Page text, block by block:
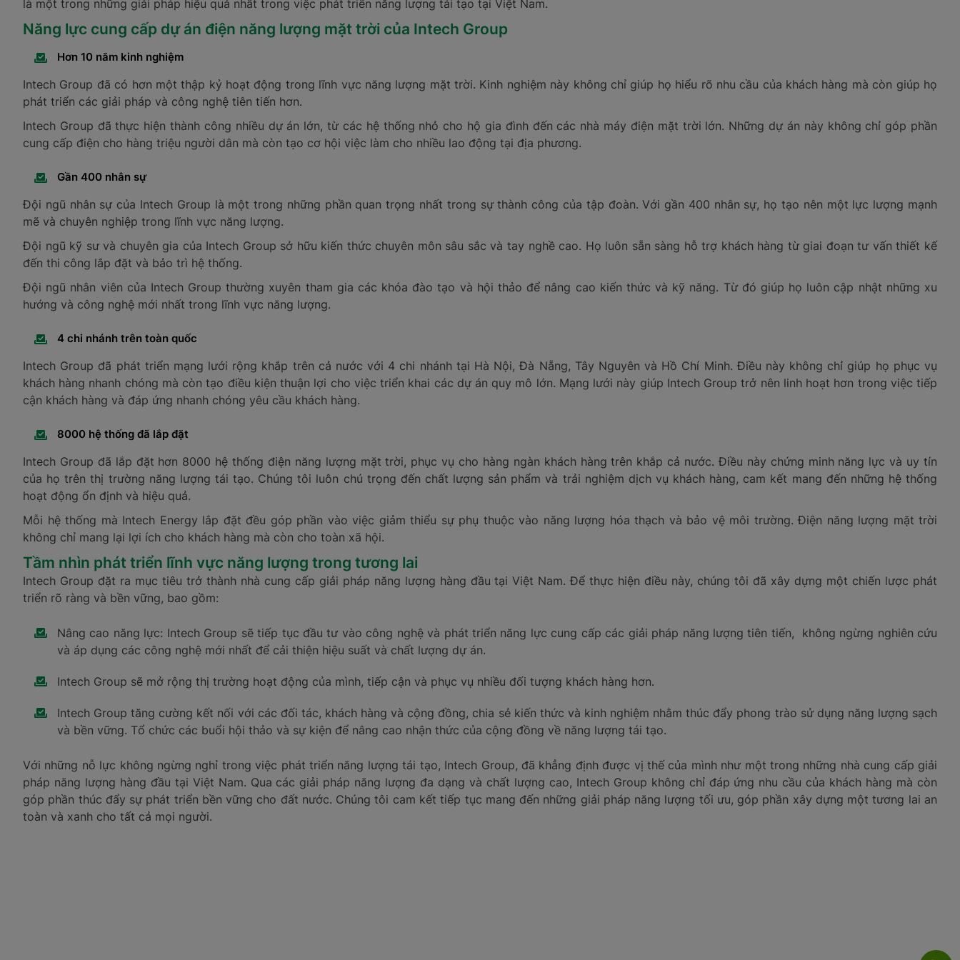
là một trong những giải pháp hiệu quả nhất trong việc phát triển năng lượng tái tạo tại Việt Nam.
Năng lực cung cấp dự án điện năng lượng mặt trời của Intech Group
Hơn 10 năm kinh nghiệm
Intech Group đã có hơn một thập kỷ hoạt động trong lĩnh vực năng lượng mặt trời. Kinh nghiệm này không chỉ giúp họ hiểu rõ nhu cầu của khách hàng mà còn giúp họ
phát triển các giải pháp và công nghệ tiên tiến hơn.
Intech Group đã thực hiện thành công nhiều dự án lớn, từ các hệ thống nhỏ cho hộ gia đình đến các nhà máy điện mặt trời lớn. Những dự án này không chỉ góp phần
cung cấp điện cho hàng triệu người dân mà còn tạo cơ hội việc làm cho nhiều lao động tại địa phương.
Gần 400 nhân sự
Đội ngũ nhân sự của Intech Group là một trong những phần quan trọng nhất trong sự thành công của tập đoàn. Với gần 400 nhân sự, họ tạo nên một lực lượng mạnh
mẽ và chuyên nghiệp trong lĩnh vực năng lượng.
Đội ngũ kỹ sư và chuyên gia của Intech Group sở hữu kiến thức chuyên môn sâu sắc và tay nghề cao. Họ luôn sẵn sàng hỗ trợ khách hàng từ giai đoạn tư vấn thiết kế
đến thi công lắp đặt và bảo trì hệ thống.
Đội ngũ nhân viên của Intech Group thường xuyên tham gia các khóa đào tạo và hội thảo để nâng cao kiến thức và kỹ năng. Từ đó giúp họ luôn cập nhật những xu
hướng và công nghệ mới nhất trong lĩnh vực năng lượng.
4 chi nhánh trên toàn quốc
Intech Group đã phát triển mạng lưới rộng khắp trên cả nước với 4 chi nhánh tại Hà Nội, Đà Nẵng, Tây Nguyên và Hồ Chí Minh. Điều này không chỉ giúp họ phục vụ
khách hàng nhanh chóng mà còn tạo điều kiện thuận lợi cho việc triển khai các dự án quy mô lớn. Mạng lưới này giúp Intech Group trở nên linh hoạt hơn trong việc tiếp
cận khách hàng và đáp ứng nhanh chóng yêu cầu khách hàng.
8000 hệ thống đã lắp đặt
Intech Group đã lắp đặt hơn 8000 hệ thống điện năng lượng mặt trời, phục vụ cho hàng ngàn khách hàng trên khắp cả nước. Điều này chứng minh năng lực và uy tín
của họ trên thị trường năng lượng tái tạo. Chúng tôi luôn chú trọng đến chất lượng sản phẩm và trải nghiệm dịch vụ khách hàng, cam kết mang đến những hệ thống
hoạt động ổn định và hiệu quả.
Mỗi hệ thống mà Intech Energy lắp đặt đều góp phần vào việc giảm thiểu sự phụ thuộc vào năng lượng hóa thạch và bảo vệ môi trường. Điện năng lượng mặt trời
không chỉ mang lại lợi ích cho khách hàng mà còn cho toàn xã hội.
Tầm nhìn phát triển lĩnh vực năng lượng trong tương lai
Intech Group đặt ra mục tiêu trở thành nhà cung cấp giải pháp năng lượng hàng đầu tại Việt Nam. Để thực hiện điều này, chúng tôi đã xây dựng một chiến lược phát
triển rõ ràng và bền vững, bao gồm:
Nâng cao năng lực: Intech Group sẽ tiếp tục đầu tư vào công nghệ và phát triển năng lực cung cấp các giải pháp năng lượng tiên tiến, không ngừng nghiên cứu
và áp dụng các công nghệ mới nhất để cải thiện hiệu suất và chất lượng dự án.
Intech Group sẽ mở rộng thị trường hoạt động của mình, tiếp cận và phục vụ nhiều đối tượng khách hàng hơn.
Intech Group tăng cường kết nối với các đối tác, khách hàng và cộng đồng, chia sẻ kiến thức và kinh nghiệm nhằm thúc đẩy phong trào sử dụng năng lượng sạch
và bền vững. Tổ chức các buổi hội thảo và sự kiện để nâng cao nhận thức của cộng đồng về năng lượng tái tạo.
Với những nỗ lực không ngừng nghỉ trong việc phát triển năng lượng tái tạo, Intech Group, đã khẳng định được vị thế của mình như một trong những nhà cung cấp giải
pháp năng lượng hàng đầu tại Việt Nam. Qua các giải pháp năng lượng đa dạng và chất lượng cao, Intech Group không chỉ đáp ứng nhu cầu của khách hàng mà còn
góp phần thúc đẩy sự phát triển bền vững cho đất nước. Chúng tôi cam kết tiếp tục mang đến những giải pháp năng lượng tối ưu, góp phần xây dựng một tương lai an
toàn và xanh cho tất cả mọi người.